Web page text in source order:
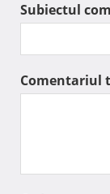
Subiectul
Comentariul